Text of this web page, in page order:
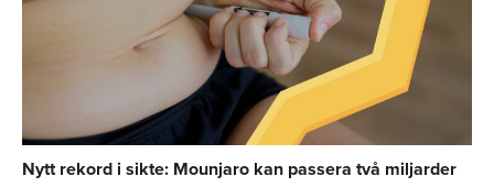
Nytt rekord i sikte: Mounjaro kan passera två miljarder